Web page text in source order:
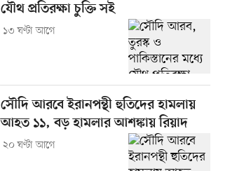
যৌথ প্রতিরক্ষা চুক্তি সই
১৩ ঘণ্টা আগে
সৌদি আরবে ইরানপন্থী হুতিদের হামলায়
আহত ১১, বড় হামলার আশঙ্কায় রিয়াদ
২০ ঘণ্টা আগে